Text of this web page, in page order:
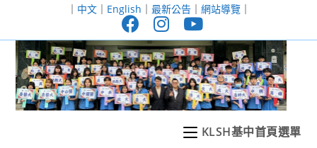
至
｜ 中文｜ English ｜ 最新公告｜ 網站導覽｜
KLSH基中首頁選單